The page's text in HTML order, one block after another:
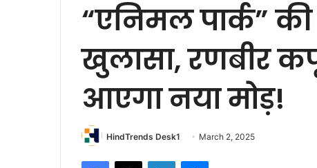
“एनिमल पार्क”
खुलासा, रणबीर
आएगा नया मोड़!
HindTrends Desk1 March 2, 2025
Facebook
X LinkedInMessenger